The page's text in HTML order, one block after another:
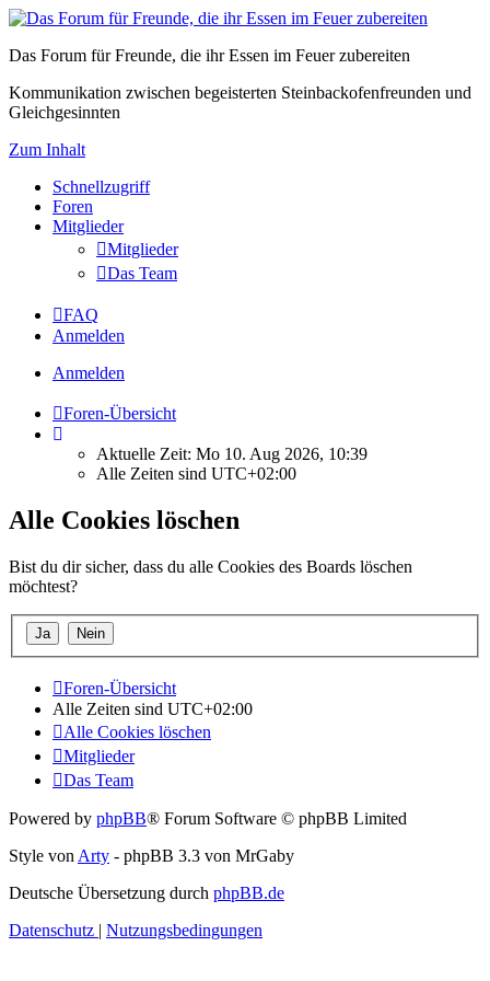
Das Forum für Freunde, die ihr Essen im Feuer zubereiten
Kommunikation zwischen begeisterten Steinbackofenfreunden und
Gleichgesinnten
Zum Inhalt
Schnellzugriff
Foren
Mitglieder
Mitglieder
Das Team
FAQ
Anmelden
Anmelden
Foren-Übersicht
Aktuelle Zeit: Mo 10. Aug 2026, 10:39
Alle Zeiten sind UTC+02:00
Alle Cookies löschen
Bist du dir sicher, dass du alle Cookies des Boards löschen
möchtest?
Foren-Übersicht
Alle Zeiten sind UTC+02:00
Alle Cookies löschen
Mitglieder
Das Team
Powered by phpBB® Forum Software © phpBB Limited
Style vonArty - phpBB 3.3 von MrGaby
Deutsche Übersetzung durch phpBB.de
Datenschutz | Nutzungsbedingungen